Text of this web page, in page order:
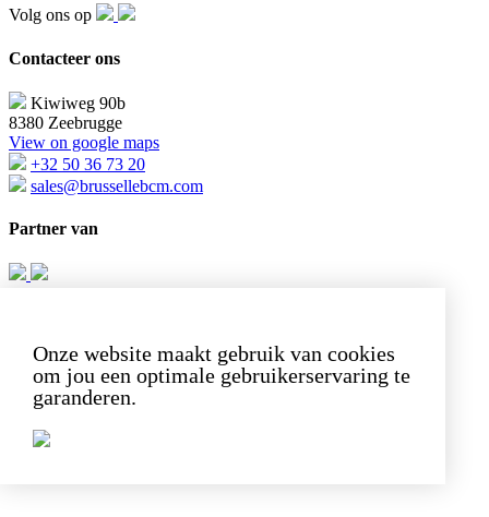
Volg ons op
Contacteer ons
Kiwiweg 90b
8380 Zeebrugge
View on google maps
+32 50 36 73 20
sales@brussellebcm.com
Partner van
Privacybeleid
Cookiebeleid
Created by Artisteeq
Page load link
Onze website maakt gebruik van cookies
om jou een optimale gebruikerservaring te
garanderen.